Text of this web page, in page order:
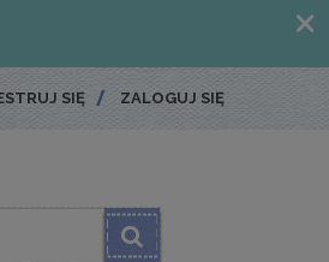
SIĘ ZALOGUJ SIĘ